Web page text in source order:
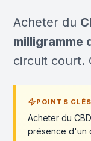
Acheter du
milligramme
circuit court.
POINTS
Acheter du
présence d'un